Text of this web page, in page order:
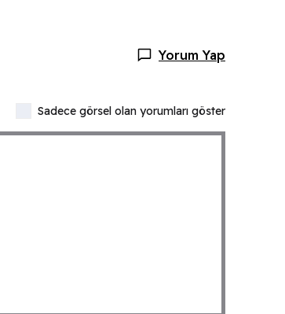
Yorum Yap
Sadece görsel olan yorumları göster